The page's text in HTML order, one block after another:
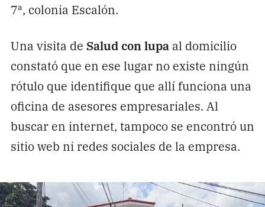
7ª, colonia Escalón.
Una visita de Salud con lupaal domicilio
constató que en ese lugar no existe ningún
rótulo que identifique que allí funciona una
oficina de asesores empresariales. Al
buscar en internet, tampoco se encontró un
sitio web ni redes sociales de la empresa.